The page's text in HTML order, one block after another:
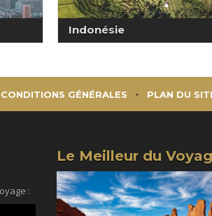
Indonésie
CONDITIONS GÉNÉRALES PLAN DU
:
Le Meilleur du